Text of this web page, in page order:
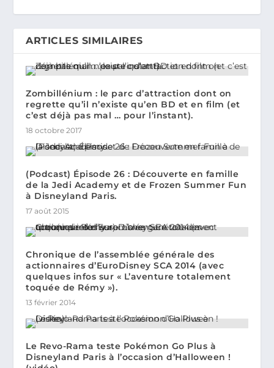
ARTICLES SIMILAIRES
Zombillénium : le parc d’attraction dont on
regrette qu’il n’existe qu’en BD et en film (et
c’est déjà pas mal … pour l’instant).
18 octobre 2017
(Podcast) Épisode 26 : Découverte en famille
de la Jedi Academy et de Frozen Summer Fun
à Disneyland Paris.
17 août 2015
Chronique de l’assemblée générale des
actionnaires d’EuroDisney SCA 2014 (avec
quelques infos sur « L’aventure totalement
toquée de Rémy »).
13 février 2014
Le Revo-Rama teste Pokémon Go Plus à
Disneyland Paris à l’occasion d’Halloween !